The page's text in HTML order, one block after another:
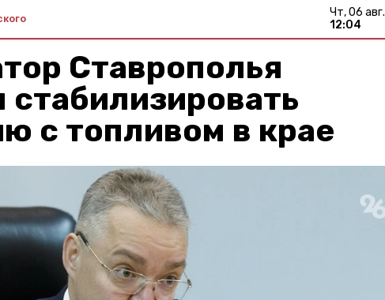
чт, 06 авг.
12:04
Ставрополья
стабилизировать
с топливом в крае